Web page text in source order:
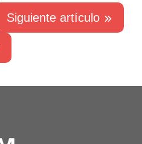
Siguiente artículo